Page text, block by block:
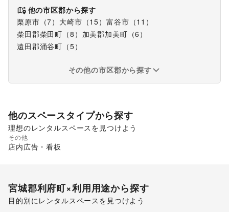
他の市区郡から探す
栗原市 （7） 大崎市 （15） 富谷市 （11 ）
柴田郡柴田町 （8 ） 加美郡加美町 （6 ）
遠田郡涌谷町 （5）
その他の市区郡から探す
他のスペースタイプから探す
理想のレンタルスペースを見つけよう
その他
店内広告・看板
宮城郡利府町×利用用途から探す
目的別にレンタルスペースを見つけよう